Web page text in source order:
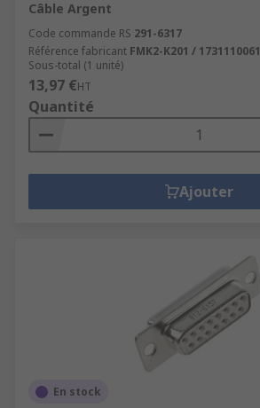
Câble Argent
Code commande RS 291-6317
Référence fabricant FMK2-K201 / 1731110061
Sous-total (1 unité)
13,97 €HT
Quantité
Ajouter
En stock